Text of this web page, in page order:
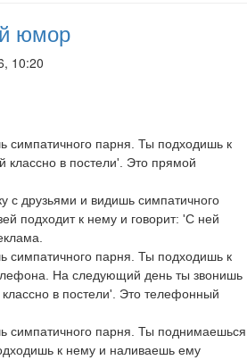
юмор
10:20
симпатичного парня. Ты подходишь к
классно в постели'. Это прямой
с друзьями и видишь симпатичного
подходит к нему и говорит: 'С ней
симпатичного парня. Ты подходишь к
На следующий день ты звонишь
в постели'. Это телефонный
симпатичного парня. Ты поднимаешься
к нему и наливаешь ему